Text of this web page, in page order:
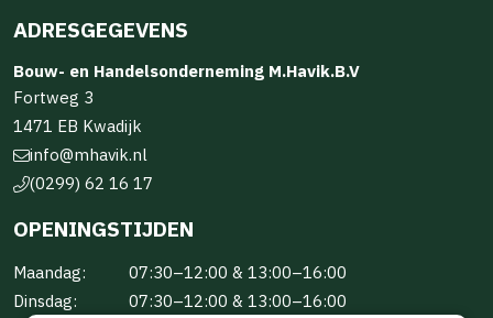
ADRESGEGEVENS
Bouw- en Handelsonderneming M.Havik.B.V
Fortweg 3
1471 EB Kwadijk
info@mhavik.nl
(0299) 62 16 17
OPENINGSTIJDEN
Maandag:
07:30–12:00 & 13:00–16:00
Dinsdag:
07:30–12:00 & 13:00–16:00